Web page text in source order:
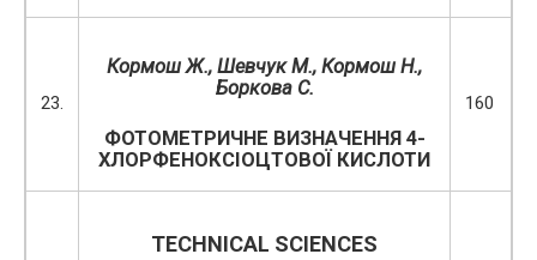
23.
Кормош Ж., Шевчук М., Кормош Н.,
Боркова С.
ФОТОМЕТРИЧНЕ ВИЗНАЧЕННЯ 4-
ХЛОРФЕНОКСІОЦТОВОЇ КИСЛОТИ
160
TECHNICAL SCIENCES